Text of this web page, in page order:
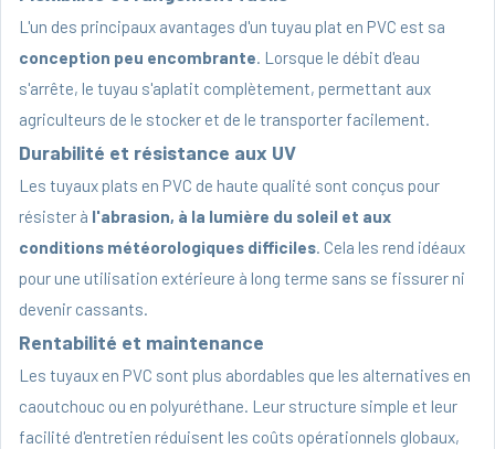
L'un des principaux avantages d'un tuyau plat en PVC est sa
conception peu encombrante. Lorsque le débit d'eau
s'arrête, le tuyau s'aplatit complètement, permettant aux
agriculteurs de le stocker et de le transporter facilement.
Durabilité et résistance aux UV
Les tuyaux plats en PVC de haute qualité sont conçus pour
résister à l'abrasion, à la lumière du soleil et aux
conditions météorologiques difficiles. Cela les rend idéaux
pour une utilisation extérieure à long terme sans se fissurer ni
devenir cassants.
Rentabilité et maintenance
Les tuyaux en PVC sont plus abordables que les alternatives en
caoutchouc ou en polyuréthane. Leur structure simple et leur
facilité d'entretien réduisent les coûts opérationnels globaux,